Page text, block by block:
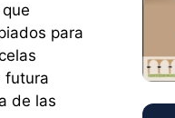
para
futura
de las